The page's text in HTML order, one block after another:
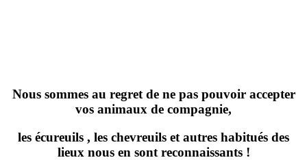
Nous sommes au regret de ne pas pouvoir accepter
vos animaux de compagnie,
les écureuils , les chevreuils et autres habitués des
lieux nous en sont reconnaissants !